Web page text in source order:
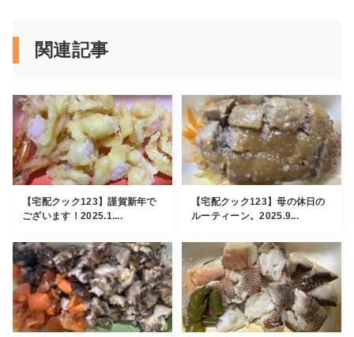
関連記事
【宅配クック123】謹賀新年で
ございます！2025.1....
【宅配クック123】母の休日の
ルーティーン。2025.9...